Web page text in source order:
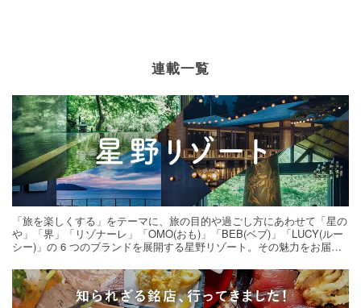
連載一覧
「旅を楽しくする」をテーマに、旅の目的や過ごし方にあわせて「星の
や」「界」「リゾナーレ」「OMO(おも)」「BEB(ベブ)」「LUCY(ルー
シー)」の 6 つのブランドを展開する星野リゾート。その魅力をお届け